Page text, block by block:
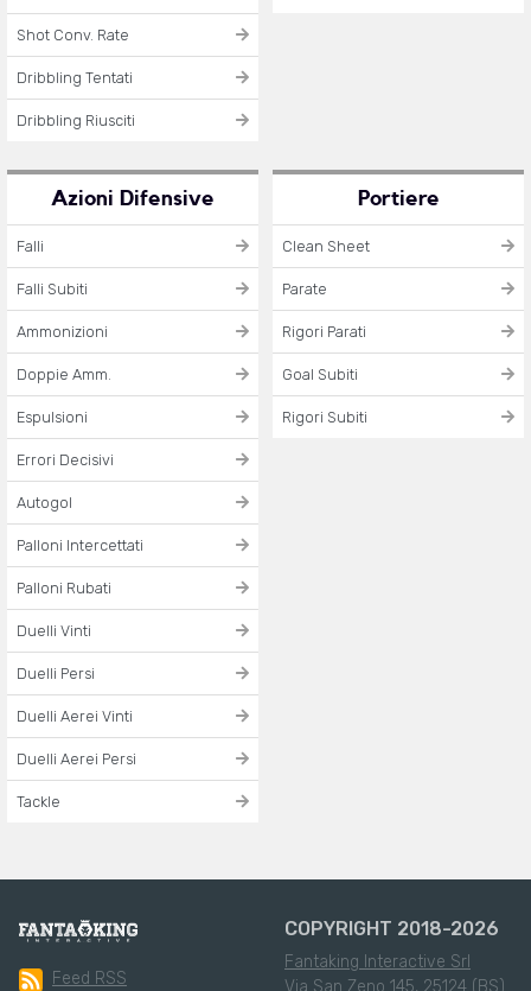
Shot Conv. Rate
Dribbling Tentati
Dribbling Riusciti
Azioni Difensive
Falli
Falli Subiti
Ammonizioni
Doppie Amm.
Espulsioni
Errori Decisivi
Autogol
Palloni Intercettati
Palloni Rubati
Duelli Vinti
Duelli Persi
Duelli Aerei Vinti
Duelli Aerei Persi
Tackle
Portiere
Clean Sheet
Parate
Rigori Parati
Goal Subiti
Rigori Subiti
Feed RSS
COPYRIGHT 2018-2026
Fantaking Interactive Srl